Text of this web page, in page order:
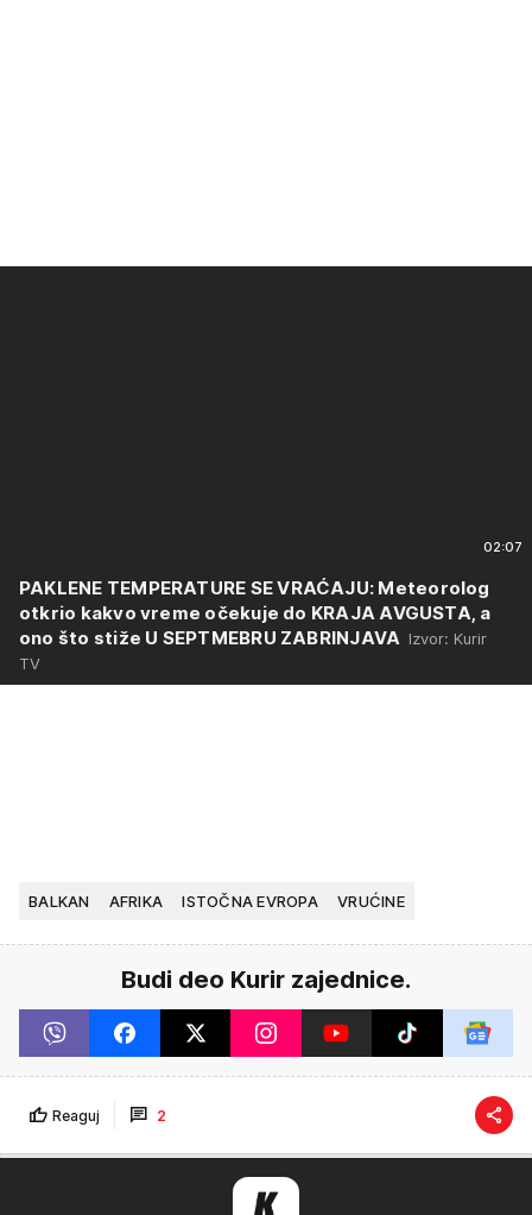
02:07
PAKLENE TEMPERATURE SE VRAĆAJU: Meteorolog
otkrio kakvo vreme očekuje do KRAJA AVGUSTA, a
ono što stiže U SEPTMEBRU ZABRINJAVA Izvor: Kurir
TV
BALKAN AFRIKA ISTOČNA EVROPA VRUĆINE
Budi deo Kurir zajednice.
Reaguj 2